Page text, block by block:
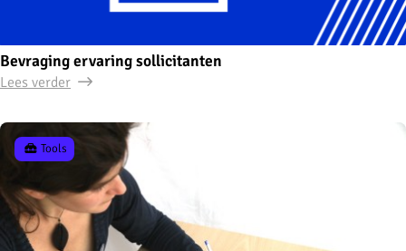
Bevraging ervaring sollicitanten
Lees verder
Tools